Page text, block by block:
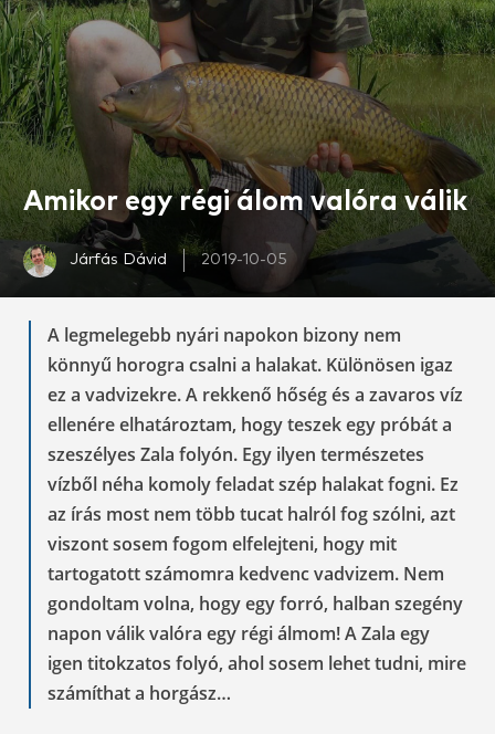
Amikor egy régi álom valóra válik
Járfás Dávid 2019-10-05
A legmelegebb nyári napokon bizony nem
könnyű horogra csalni a halakat. Különösen igaz
ez a vadvizekre. A rekkenő hőség és a zavaros víz
ellenére elhatároztam, hogy teszek egy próbát a
szeszélyes Zala folyón. Egy ilyen természetes
vízből néha komoly feladat szép halakat fogni. Ez
az írás most nem több tucat halról fog szólni, azt
viszont sosem fogom elfelejteni, hogy mit
tartogatott számomra kedvenc vadvizem. Nem
gondoltam volna, hogy egy forró, halban szegény
napon válik valóra egy régi álmom! A Zala egy
igen titokzatos folyó, ahol sosem lehet tudni, mire
számíthat a horgász…